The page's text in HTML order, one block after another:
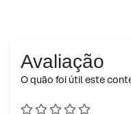
Avaliação
O quão foi útil este